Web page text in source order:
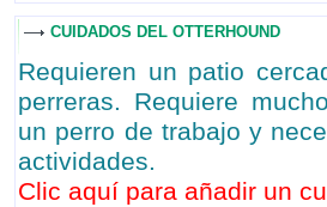
CUIDADOS DEL OTTERHOUND
Requieren un patio
perreras. Requiere
un perro de trabajo y
actividades.
Clic aquí para añadir un